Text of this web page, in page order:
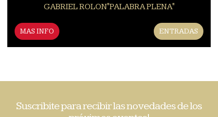
GABRIEL ROLON"PALABRA PLENA"
MAS INFO ENTRADAS
Suscribite para recibir las novedades de los